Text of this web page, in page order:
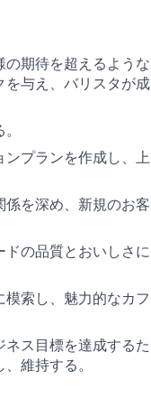
期待を超えるような
を与え、バリスタが成
プランを作成し、上
を深め、新規のお客
の品質とおいしさに
索し、魅力的なカフ
ス目標を達成するた
維持する。